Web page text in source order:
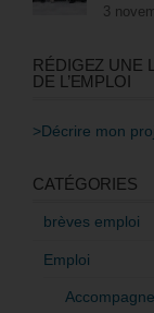
3
RÉDIGEZ UNE
DE L’EMPLOI
>Décrire mon
CATÉGORIES
brèves emploi
Emploi